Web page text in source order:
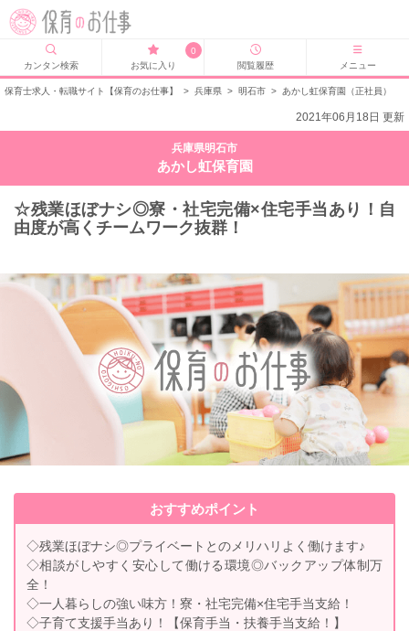
カンタン検索
0
お気に入り
閲覧履歴 メニュー
保育士求人・転職サイト【保育のお仕事】 > 兵庫県 > 明石市 > あかし虹保育園（正社員）
2021年06月18日 更新
兵庫県明石市
あかし虹保育園
☆残業ほぼナシ◎寮・社宅完備×住宅手当あり！自
由度が高くチームワーク抜群！
おすすめポイント
◇残業ほぼナシ◎プライベートとのメリハリよく働けます♪
◇相談がしやすく安心して働ける環境◎バックアップ体制万
全！
◇一人暮らしの強い味方！寮・社宅完備×住宅手当支給！
◇子育て支援手当あり！【保育手当・扶養手当支給！】